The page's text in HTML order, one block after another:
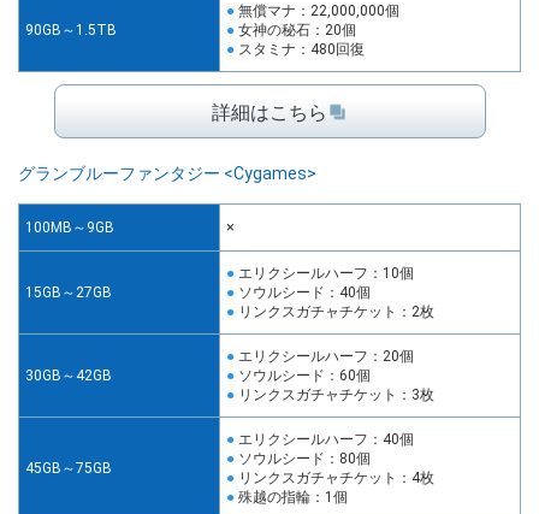
90GB～1.5TB
無償マナ：22,000,000個
女神の秘石：20個
スタミナ：480回復
詳細はこちら
グランブルーファンタジー <Cygames>
100MB～9GB ×
15GB～27GB
エリクシールハーフ：10個
ソウルシード：40個
リンクスガチャチケット：2枚
30GB～42GB
エリクシールハーフ：20個
ソウルシード：60個
リンクスガチャチケット：3枚
45GB～75GB
エリクシールハーフ：40個
ソウルシード：80個
リンクスガチャチケット：4枚
殊越の指輪：1個